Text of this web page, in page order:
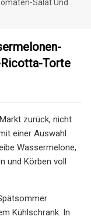
Salat Und
Ricotta-Torte
zurück, nicht
einer Auswahl
Wassermelone,
und Körben voll
Kühlschrank. In